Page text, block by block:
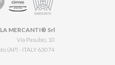
LA MERCANTI® Srl - ריהוט בעיצוב איטלקי
Via Pasubio, 10
63074 San Benedetto del Tronto (AP) - ITALY